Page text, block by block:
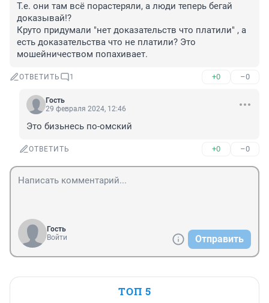
Т.е. они там всё порастеряли, а люди теперь бегай
доказывай!?
Круто придумали "нет доказательств что платили" , а
есть доказательства что не платили? Это
мошейничеством попахивает.
ОТВЕТИТЬ 1 +0 –0
Гость
29 февраля 2024, 12:46
Это бизьнесь по-омский
ОТВЕТИТЬ +0 –0
Гость
Войти
Отправить
ТОП 5